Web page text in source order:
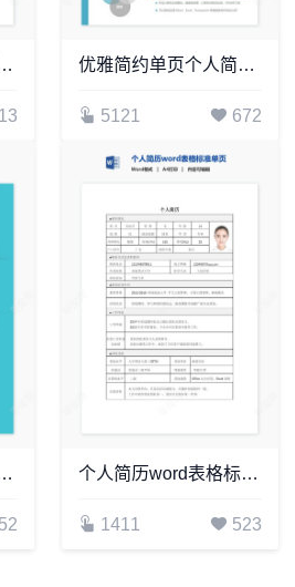
页word模板(13) 优雅简约单页个人简历word文档(22)
5121 672
历word模板共4页(5) 个人简历word表格标准单页(5)
1411 523